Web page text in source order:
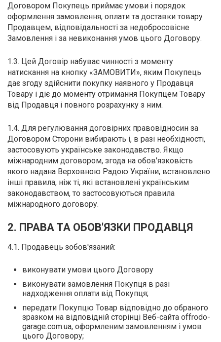
Договором Покупець приймає умови і порядок
оформлення замовлення, оплати та доставки товару
Продавцем, відповідальності за недобросовісне
Замовлення і за невиконання умов цього Договору.
1.3. Цей Договір набуває чинності з моменту
натискання на кнопку «ЗАМОВИТИ», яким Покупець
дає згоду здійснити покупку наявного у Продавця
Товару і діє до моменту отримання Покупцем Товару
від Продавця і повного розрахунку з ним.
1.4. Для регулювання договірних правовідносин за
Договором Сторони вибирають і, в разі необхідності,
застосовують українське законодавство. Якщо
міжнародним договором, згода на обов'язковість
якого надана Верховною Радою України, встановлено
інші правила, ніж ті, які встановлені українським
законодавством, то застосовуються правила
міжнародного договору.
2. ПРАВА ТА ОБОВ'ЯЗКИ ПРОДАВЦЯ
4.1. Продавець зобов'язаний:
виконувати умови цього Договору
виконувати замовлення Покупця в разі
надходження оплати від Покупця;
передати Покупцю Товар відповідно до обраного
зразком на відповідній сторінці Веб-сайта offrodo-
garage.com.ua, оформленим замовленням і умов
цього Договору;